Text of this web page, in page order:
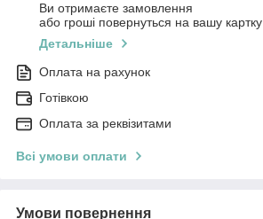
Ви отримаєте замовлення
або гроші повернуться на вашу картку
Детальніше
Оплата на рахунок
Готівкою
Оплата за реквізитами
Всі умови оплати
Умови повернення